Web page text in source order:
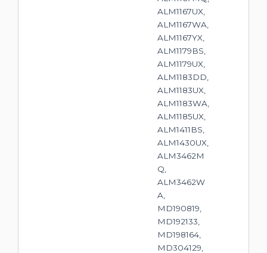
ALM1167UX,
ALM1167WA,
ALM1167YX,
ALM1179BS,
ALM1179UX,
ALM1183DD,
ALM1183UX,
ALM1183WA,
ALM1185UX,
ALM1411BS,
ALM1430UX,
ALM3462M
Q,
ALM3462W
A,
MD190819,
MD192133,
MD198164,
MD304129,